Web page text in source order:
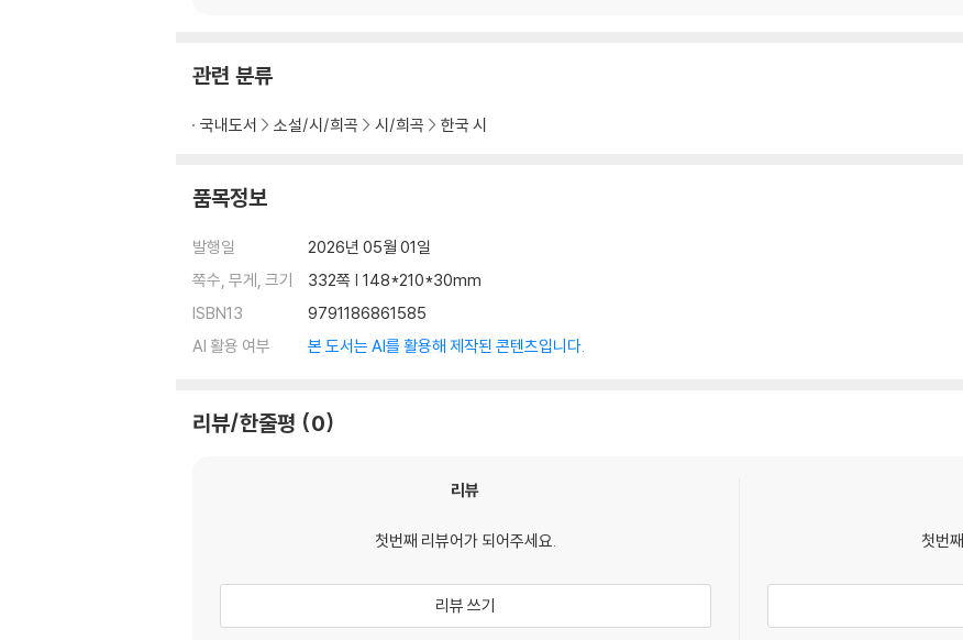
관련 분류
국내도서 소설/시/희곡 시/희곡 한국 시
품목정보
발행일
2026년 05월 01일
쪽수, 무게, 크기
332쪽 | 148*210*30mm
ISBN13
9791186861585
AI 활용 여부
본 도서는 AI를 활용해 제작된 콘텐츠입니다.
리뷰/한줄평 0
리뷰
첫번째 리뷰어가 되어주세요.
리뷰 쓰기
첫번